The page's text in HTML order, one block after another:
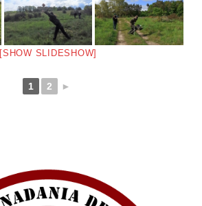
[SHOW SLIDESHOW]
1 2 ►